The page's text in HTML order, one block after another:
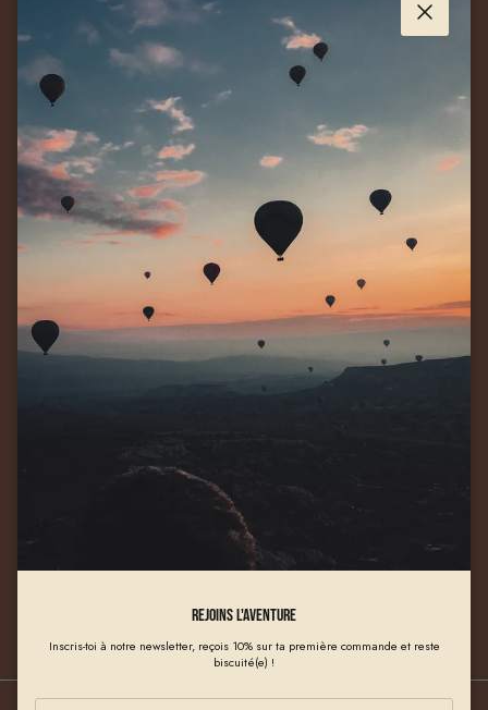
à Sèvres dans le Temple du Biscuit.
Où acheter nos biscuits ? 24h sur 24 - 7 jours sur 7 sur ce site. Nous
livrons nos délicieux biscuits dans toute la France ainsi que dans le plat
pays.
Nous contacter
☎️ 07 86 01 32 12 / 07 69 39 41 95
📩 contact@lesaventuriersdubiscuit.com
PinterestTwitter
Légalement parlant...
Inscris-toi, reçois 10% sur ta première commande et reste biscuité(e).
Fermer
Rejoins l'aventure
Inscris-toi à notre newsletter, reçois 10% sur ta première commande et reste
biscuité(e) !